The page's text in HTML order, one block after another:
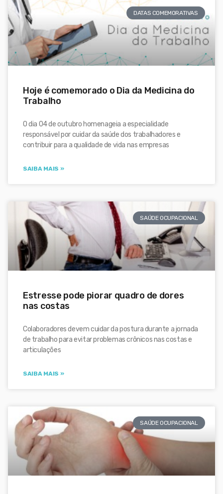
DATAS COMEMORATIVAS
Hoje é comemorado o Dia da Medicina do
Trabalho
O dia 04 de outubro homenageia a especialidade
responsável por cuidar da saúde dos trabalhadores e
contribuir para a qualidade de vida nas empresas
SAIBA MAIS »
SAÚDE OCUPACIONAL
Estresse pode piorar quadro de dores
nas costas
Colaboradores devem cuidar da postura durante a jornada
de trabalho para evitar problemas crônicos nas costas e
articulações
SAIBA MAIS »
SAÚDE OCUPACIONAL